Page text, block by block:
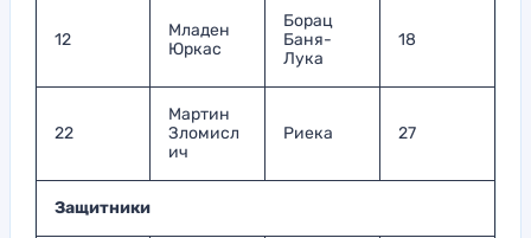
12
Младен
Юркас
Борац
Баня-
Лука
18
22
Мартин
Зломисл
ич
Риека 27
Защитники